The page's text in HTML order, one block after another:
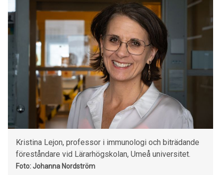
Kristina Lejon, professor i immunologi och biträdande
föreståndare vid Lärarhögskolan, Umeå universitet.
Foto: Johanna Nordström